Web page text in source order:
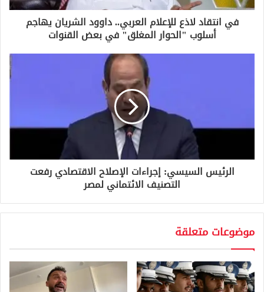
ر
في انتقاد لاذع للإعلام العربي.. داوود الشريان يهاجم
أسلوب "الحوار المغلق" في بعض القنوات
الرئيس السيسي: إجراءات الإصلاح الاقتصادي رفعت
التصنيف الائتماني لمصر
موضوعات متعلقة